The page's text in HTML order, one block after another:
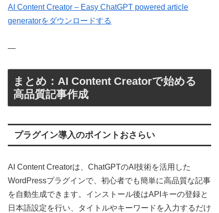
AI Content Creator – Easy ChatGPT powered article
generatorをダウンロードする
—
まとめ：AI Content Creatorで始める
高品質記事作成
プラグイン導入のポイントおさらい
AI Content Creatorは、ChatGPTのAI技術を活用した
WordPressプラグインで、初心者でも簡単に高品質な記事
を自動生成できます。インストール後はAPIキーの登録と
日本語設定を行い、タイトルやキーワードを入力するだけ